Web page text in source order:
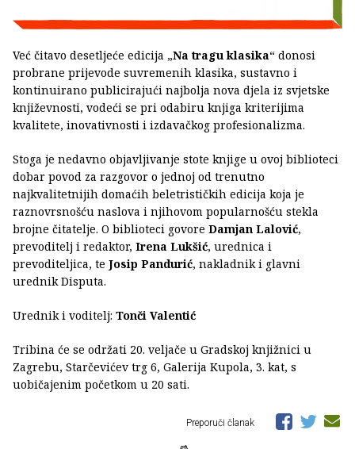
Već čitavo desetljeće edicija „Na tragu klasika“ donosi
probrane prijevode suvremenih klasika, sustavno i
kontinuirano publicirajući najbolja nova djela iz svjetske
književnosti, vodeći se pri odabiru knjiga kriterijima
kvalitete, inovativnosti i izdavačkog profesionalizma.
Stoga je nedavno objavljivanje stote knjige u ovoj biblioteci
dobar povod za razgovor o jednoj od trenutno
najkvalitetnijih domaćih beletrističkih edicija koja je
raznovrsnošću naslova i njihovom popularnošću stekla
brojne čitatelje. O biblioteci govore Damjan Lalović,
prevoditelj i redaktor, Irena Lukšić, urednica i
prevoditeljica, te Josip Pandurić, nakladnik i glavni
urednik Disputa.
Urednik i voditelj: Tonči Valentić
Tribina će se održati 20. veljače u Gradskoj knjižnici u
Zagrebu, Starčevićev trg 6, Galerija Kupola, 3. kat, s
uobičajenim početkom u 20 sati.
Preporuči članak